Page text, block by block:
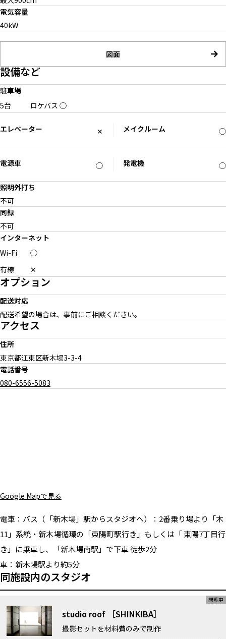
電気容量
40kW
図面
設備など
駐車場
5台
ロケバス ◯
エレベーター ✕ メイクルーム ◯
電源車 ◯ 発電機 ◯
照明外打ち
不可
同録
不可
インターネット
Wi-Fi
◯
有線
✕
オプション
配送対応
配送希望の場合は、事前にご相談ください。
アクセス
住所
東京都江東区新木場3-3-4
電話番号
080-6556-5083
Google Mapで見る
電車： バス（「新木場」駅からスタジオへ）：2番乗り場より「木
11」系統・新木場循環の「東陽町駅行き」もしくは「 東陽7丁目行
き」に乗車し、「新木場南駅」で下車 徒歩2分
車： 新木場駅より約5分
同施設内のスタジオ
studio roof ［SHINKIBA］
撮影セットを材料費のみで制作